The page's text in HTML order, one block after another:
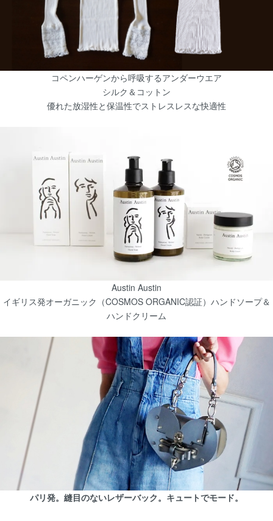
コペンハーゲンから呼吸するアンダーウエア
シルク＆コットン
優れた放湿性と保温性でストレスレスな快適性
Austin Austin
イギリス発オーガニック（COSMOS ORGANIC認証）ハンドソープ＆
ハンドクリーム
パリ発。縫目のないレザーバック。キュートでモード。